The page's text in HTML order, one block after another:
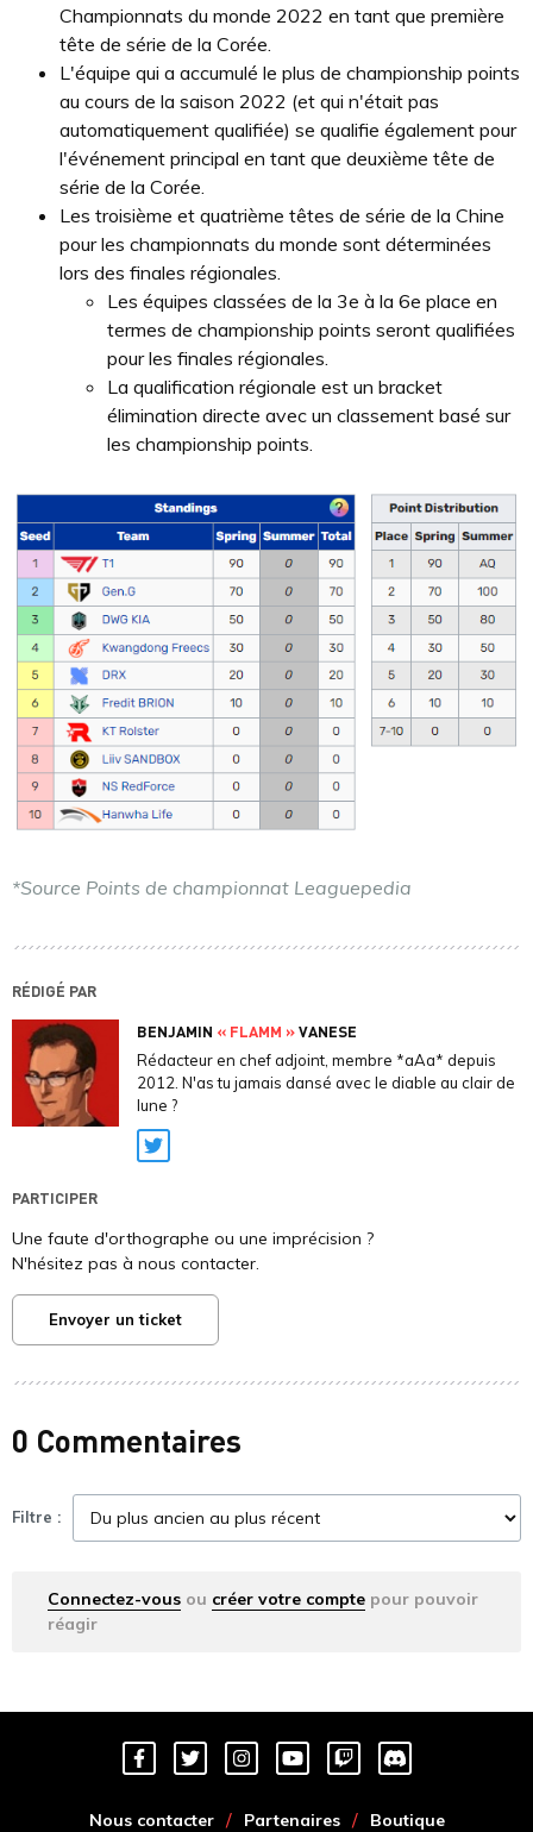
Championnats du monde 2022 en tant que première
tête de série de la Corée.
L'équipe qui a accumulé le plus de championship points
au cours de la saison 2022 (et qui n'était pas
automatiquement qualifiée) se qualifie également pour
l'événement principal en tant que deuxième tête de
série de la Corée.
Les troisième et quatrième têtes de série de la Chine
pour les championnats du monde sont déterminées
lors des finales régionales.
Les équipes classées de la 3e à la 6e place en
termes de championship points seront qualifiées
pour les finales régionales.
La qualification régionale est un bracket
élimination directe avec un classement basé sur
les championship points.
*Source Points de championnat Leaguepedia
RÉDIGÉ PAR
BENJAMIN « FLAMM »VANESE
Rédacteur en chef adjoint, membre *aAa* depuis
2012. N'as tu jamais dansé avec le diable au clair de
lune ?
Twitter
PARTICIPER
Une faute d'orthographe ou une imprécision ?
N'hésitez pas à nous contacter.
Envoyer un ticket
0 Commentaires
Filtre :
Connectez-vous ou créer votre compte pour pouvoir
réagir
Nous contacter Partenaires Boutique